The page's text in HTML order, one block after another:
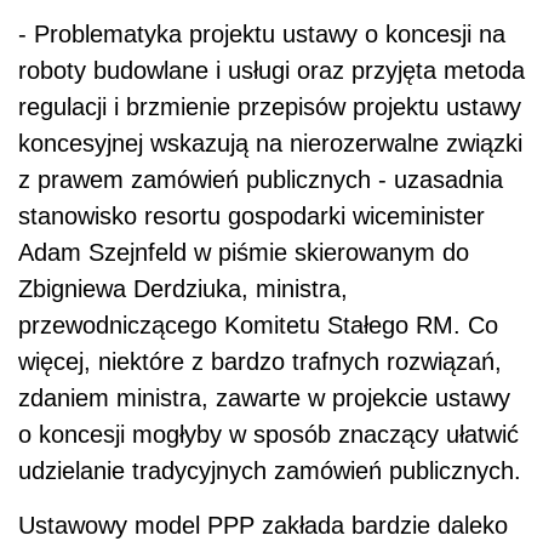
- Problematyka projektu ustawy o koncesji na
roboty budowlane i usługi oraz przyjęta metoda
regulacji i brzmienie przepisów projektu ustawy
koncesyjnej wskazują na nierozerwalne związki
z prawem zamówień publicznych - uzasadnia
stanowisko resortu gospodarki wiceminister
Adam Szejnfeld w piśmie skierowanym do
Zbigniewa Derdziuka, ministra,
przewodniczącego Komitetu Stałego RM. Co
więcej, niektóre z bardzo trafnych rozwiązań,
zdaniem ministra, zawarte w projekcie ustawy
o koncesji mogłyby w sposób znaczący ułatwić
udzielanie tradycyjnych zamówień publicznych.
Ustawowy model PPP zakłada bardzie daleko